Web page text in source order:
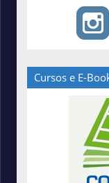
Cursos e E-